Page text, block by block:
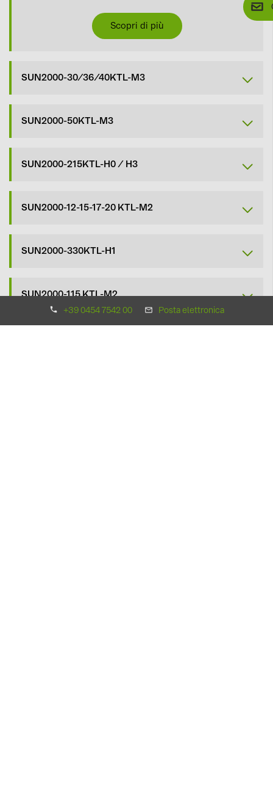
+39 0454 7542 00 Posta elettronica
Scopri di più
SUN2000-30/36/40KTL-M3
SUN2000-50KTL-M3
SUN2000-215KTL-H0 / H3
SUN2000-12-15-17-20 KTL-M2
SUN2000-330KTL-H1
SUN2000-115 KTL-M2